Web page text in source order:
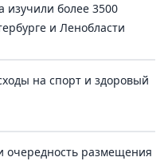
изучили более 3500
и Ленобласти
на спорт и здоровый
очередность размещения